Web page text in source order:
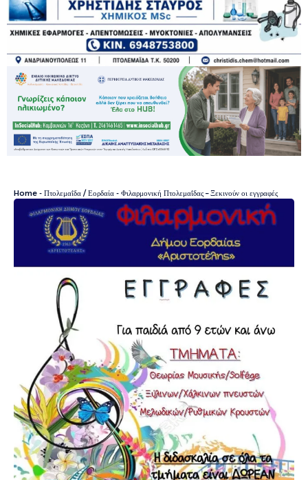
Home - Πτολεμαΐδα / Εορδαία - Φιλαρμονική Πτολεμαΐδας – Ξεκινούν οι εγγραφές